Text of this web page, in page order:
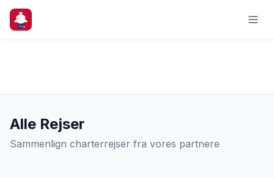
Alle Rejser
Sammenlign charterrejser fra vores partnere